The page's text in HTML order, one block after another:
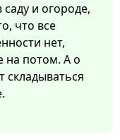
саду и огороде,
что все
нет,
на потом. А о
складываться